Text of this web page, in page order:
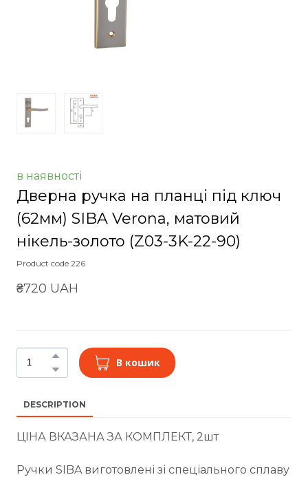
в наявності
Дверна ручка на планці під ключ
(62мм) SIBA Verona, матовий
нікель-золото (Z03-3K-22-90)
Product code 226
₴720 UAH
В кошик
DESCRIPTION
ЦІНА ВКАЗАНА ЗА КОМПЛЕКТ, 2шт
Ручки SIBA виготовлені зі спеціального сплаву